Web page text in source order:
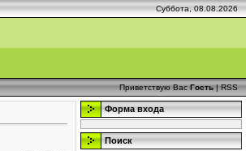
Суббота, 08.08.2026
Приветствую Вас Гость|RSS
Форма входа
Поиск